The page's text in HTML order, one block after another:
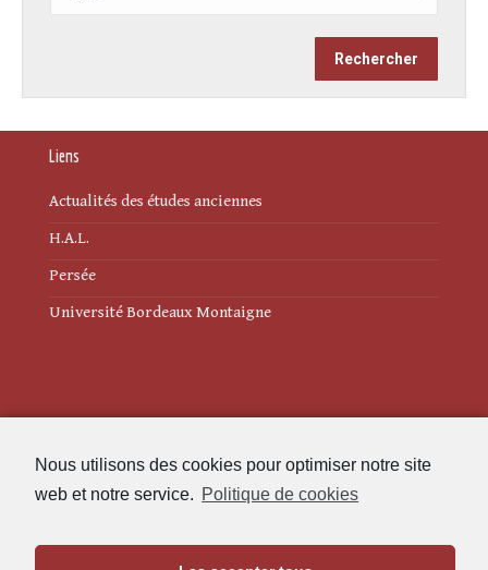
Nous utilisons des cookies pour optimiser notre site
web et notre service. Politique de cookies
Liens
Actualités des études anciennes
H.A.L.
Persée
Université Bordeaux Montaigne
Politique de cookies (UE)